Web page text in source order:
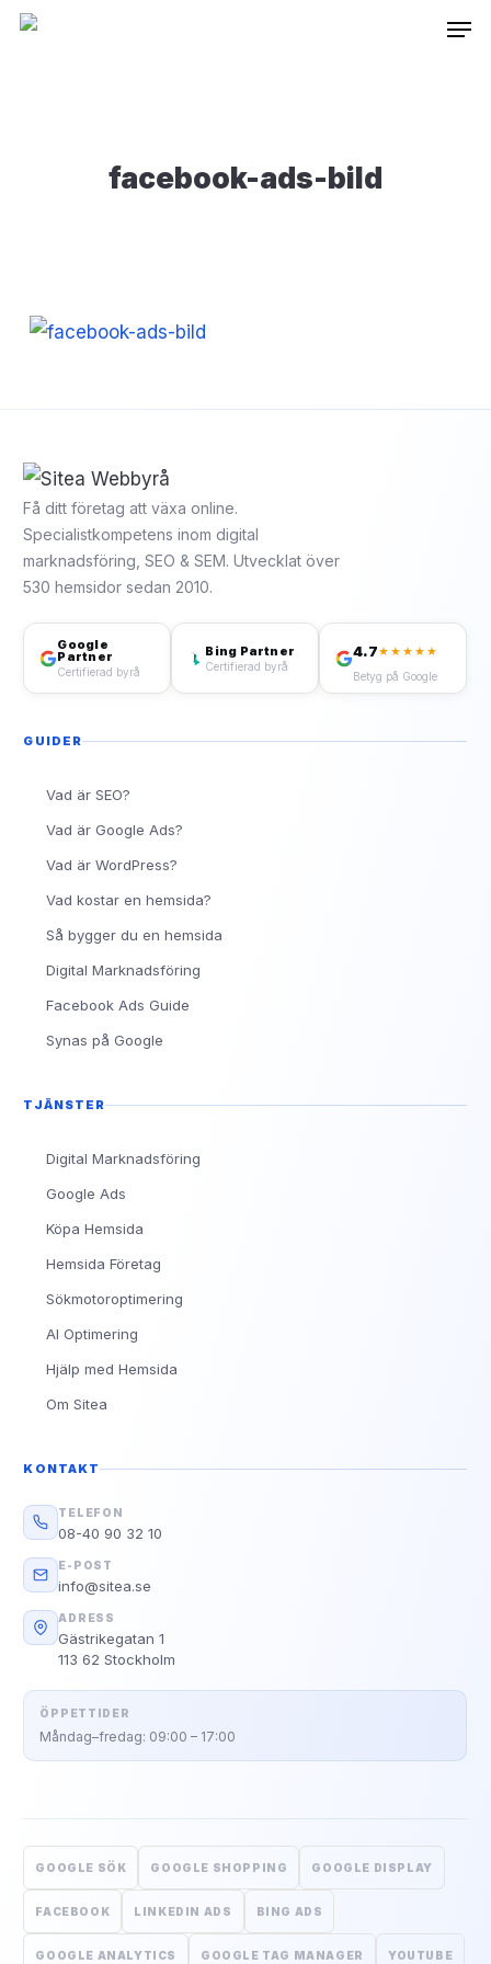
Skip
facebook-ads-bild
Få ditt företag att växa online.
Specialistkompetens inom digital
marknadsföring, SEO & SEM. Utvecklat över
530 hemsidor sedan 2010.
Google
Partner
Certifierad byrå
Bing Partner
Certifierad byrå
4.7★★★★★
Betyg på Google
GUIDER
Vad är SEO?
Vad är Google Ads?
Vad är WordPress?
Vad kostar en hemsida?
Så bygger du en hemsida
Digital Marknadsföring
Facebook Ads Guide
Synas på Google
TJÄNSTER
Digital Marknadsföring
Google Ads
Köpa Hemsida
Hemsida Företag
Sökmotoroptimering
AI Optimering
Hjälp med Hemsida
Om Sitea
KONTAKT
TELEFON
08-40 90 32 10
E-POST
info@sitea.se
ADRESS
Gästrikegatan 1
113 62 Stockholm
ÖPPETTIDER
Måndag–fredag: 09:00 – 17:00
GOOGLE SÖK GOOGLE SHOPPING GOOGLE DISPLAY
FACEBOOK LINKEDIN ADS BING ADS
GOOGLE ANALYTICS GOOGLE TAG MANAGER YOUTUBE